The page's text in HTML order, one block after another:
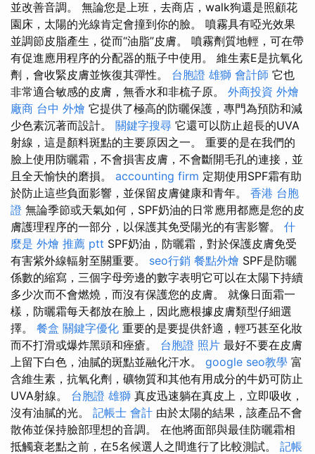
並改善音調。 無論您是上班，去商店，walk狗還是照顧花
園床，太陽的光線肯定會撞到你的臉。 噴霧具有啞光效果
並調節皮脂產生，從而“油脂”皮膚。 噴霧劑質地輕，可在帶
有促進應用程序的分配器的瓶子中使用。 維生素E是抗氧化
劑，會收緊皮膚並恢復其彈性。 台胞證 雄獅 會計師 它也
非常適合敏感的皮膚，無香水和非梳子原。 外商投資 外燴
廠商 台中 外燴 它提供了極高的防曬保護，專門為預防和減
少色素沉著而設計。 關鍵字搜尋 它還可以防止超長的UVA
射線，這是顏料斑點的主要原因之一。 重要的是在我們的
臉上使用防曬霜，不會損害皮膚，不會斷開毛孔的連接，並
且全天愉快的磨損。 accounting firm 定期使用SPF霜有助
於防止這些負面影響，並保留皮膚健康和青年。 香港 台胞
證 無論季節或天氣如何，SPF奶油的日常應用都應是您的皮
膚護理程序的一部分，以保護其免受陽光的有害影響。 什
麼是 外燴 推薦 ptt SPF奶油，防曬霜，對於保護皮膚免受
有害紫外線輻射至關重要。 seo行銷 餐點外燴 SPF是防曬
係數的縮寫，三個字母旁邊的數字表明它可以在太陽下持續
多少次而不會燃燒，而沒有保護您的皮膚。 就像日面霜一
樣，防曬霜每天都放在臉上，因此應根據皮膚類型仔細選
擇。 餐盒 關鍵字優化 重要的是要提供舒適，輕巧甚至化妝
而不打滑或爆炸黑頭和痤瘡。 台胞證 照片 最好不要在皮膚
上留下白色，油膩的斑點並融化汗水。 google seo教學 富
含維生素，抗氧化劑，礦物質和其他有用成分的牛奶可防止
UVA射線。 台胞證 雄獅 真皮迅速躺在真皮上，立即吸收，
沒有油膩的光。 記帳士 會計 由於太陽的結果，該產品不會
散佈並保持臉部理想的音調。 在他將面部與最佳防曬霜相
抵觸衰老點之前，在5名候選人之間進行了比較測試。 記帳